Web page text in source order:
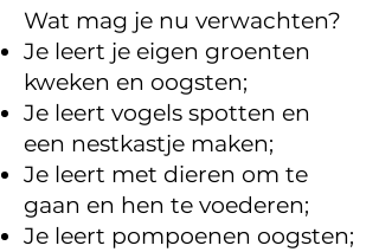
Wat mag je nu verwachten?
Je leert je eigen groenten
kweken en oogsten;
Je leert vogels spotten en
een nestkastje maken;
Je leert met dieren om te
gaan en hen te voederen;
Je leert pompoenen oogsten;